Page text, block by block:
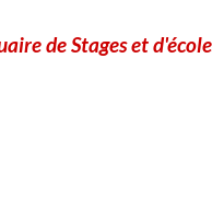
de Stages et